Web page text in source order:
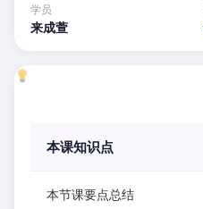
学员
来成萱
本课知识点
本节课要点总结